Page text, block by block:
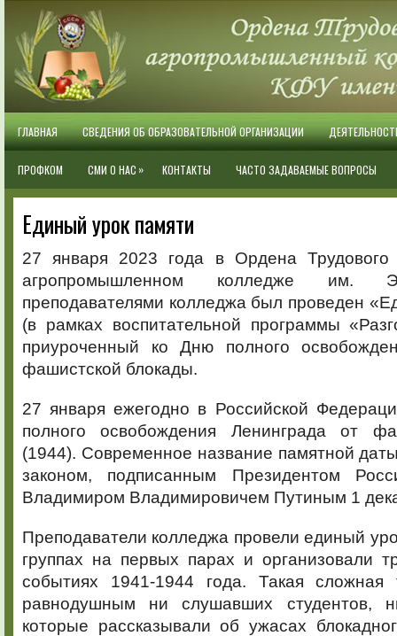
ГЛАВНАЯ СВЕДЕНИЯ ОБ ОБРАЗОВАТЕЛЬНОЙ ОРГАНИЗАЦИИ
ПРОФКОМ СМИ О НАС » КОНТАКТЫ ЧАСТО ЗАДАВАЕМЫЕ ВОПРОСЫ
Единый урок памяти
27 января 2023 года в Ордена Трудового
агропромышленном колледже им.
преподавателями колледжа был проведен
(в рамках воспитательной программы
приуроченный ко Дню полного
фашистской блокады.
27 января ежегодно в Российской
полного освобождения Ленинграда от
(1944). Современное название памятной
законом, подписанным Президентом
Владимиром Владимировичем Путиным 1
Преподаватели колледжа провели единый
группах на первых парах и организовали
событиях 1941-1944 года. Такая
равнодушным ни слушавших студентов,
которые рассказывали об ужасах